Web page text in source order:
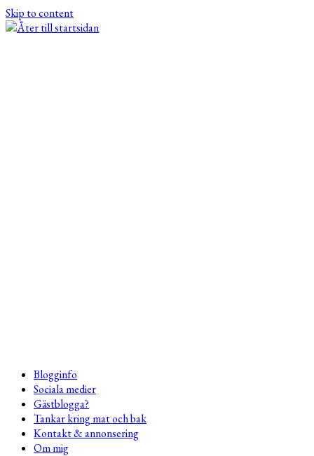
Skip to content
Blogginfo
Sociala medier
Gästblogga?
Tankar kring mat och bak
Kontakt & annonsering
Om mig